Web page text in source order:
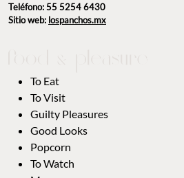
Teléfono: 55 5254 6430
Sitio web: lospanchos.mx
To Eat
To Visit
Guilty Pleasures
Good Looks
Popcorn
To Watch